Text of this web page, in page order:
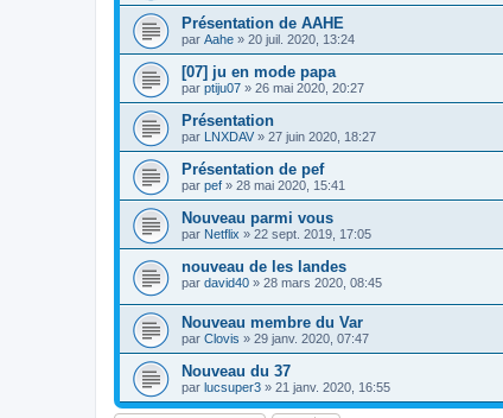
Présentation de AAHE
par Aahe » 20 juil. 2020, 13:24
[07] ju en mode papa
par ptiju07 » 26 mai 2020, 20:27
Présentation
par LNXDAV » 27 juin 2020, 18:27
Présentation de pef
par pef » 28 mai 2020, 15:41
Nouveau parmi vous
par Netflix » 22 sept. 2019, 17:05
nouveau de les landes
par david40 » 28 mars 2020, 08:45
Nouveau membre du Var
par Clovis » 29 janv. 2020, 07:47
Nouveau du 37
par lucsuper3 » 21 janv. 2020, 16:55